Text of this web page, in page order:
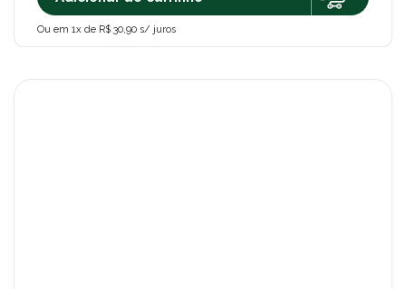
Ou em 1x de R$ 30,90 s/ juros